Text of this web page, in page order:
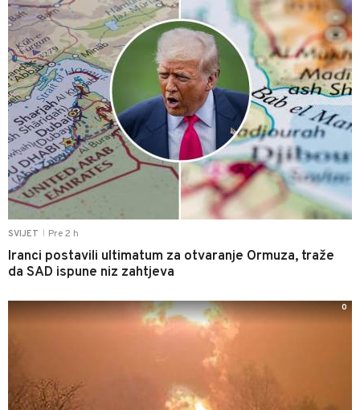
SVIJET Pre 2 h
Iranci postavili ultimatum za otvaranje Ormuza, traže
da SAD ispune niz zahtjeva
0